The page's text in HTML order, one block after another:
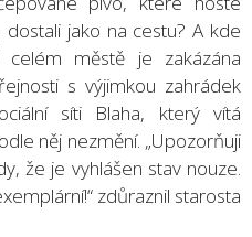
jako na cestu? A kde
městě je zakázána
s výjimkou zahrádek
síti Blaha, který vítá
něj nezmění. „Upozorňuji
že je vyhlášen stav nouze.
zdůraznil starosta